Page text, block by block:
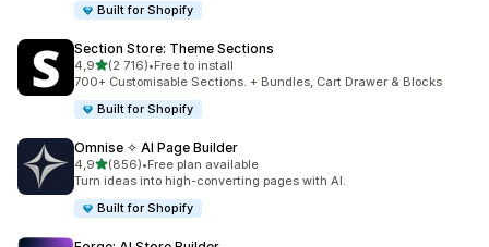
Built for Shopify
Section Store: Theme Sections
4,9na 5 gwiazdek
(2 716)
Łączna liczba recenzji: 2716
•Free to install
700+ Customisable Sections. + Bundles, Cart Drawer & Blocks
Built for Shopify
Omnise ✧ AI Page Builder
4,9na 5 gwiazdek
(856)
Łączna liczba recenzji: 856
•Free plan available
Turn ideas into high-converting pages with AI.
Built for Shopify